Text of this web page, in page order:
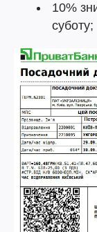
10%
суботу;